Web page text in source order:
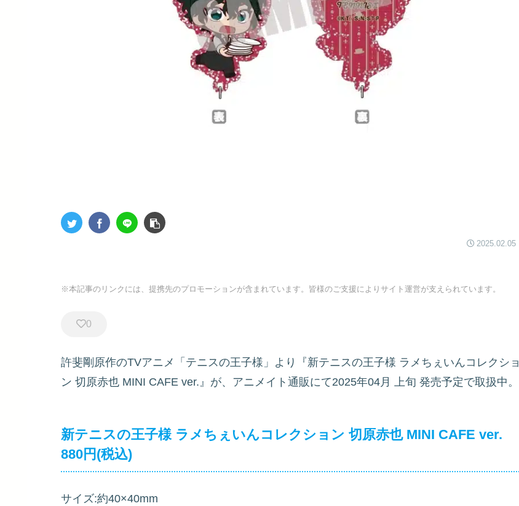
2025.02.05
※本記事のリンクには、提携先のプロモーションが含まれています。皆様のご支援によりサイト運営が支えられています。
0
許斐剛原作のTVアニメ「テニスの王子様」より『新テニスの王子様 ラメちぇいんコレクショ
ン 切原赤也 MINI CAFE ver.』が、アニメイト通販にて2025年04月 上旬 発売予定で取扱中。
新テニスの王子様 ラメちぇいんコレクション 切原赤也 MINI CAFE ver.
880円(税込)
サイズ:約40×40mm